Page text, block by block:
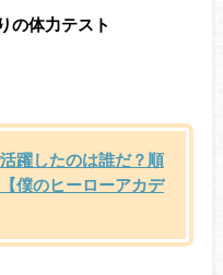
の体力テスト
躍したのは誰だ？順
僕のヒーローアカデ